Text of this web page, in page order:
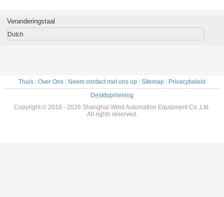
motor
Veranderingstaal
Dutch
Thuis | Over Ons | Neem contact met ons op | Sitemap | Privacybeleid
Desktopmening
Copyright © 2018 - 2026 Shanghai Wind Automation Equipment Co.,Ltd.
All rights reserved.